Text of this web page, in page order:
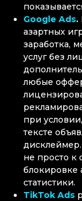
Google Ads.
азартных
заработка,
услуг без
любые
при
тексте
не просто к
блокировке
статистики.
TikTok Ads